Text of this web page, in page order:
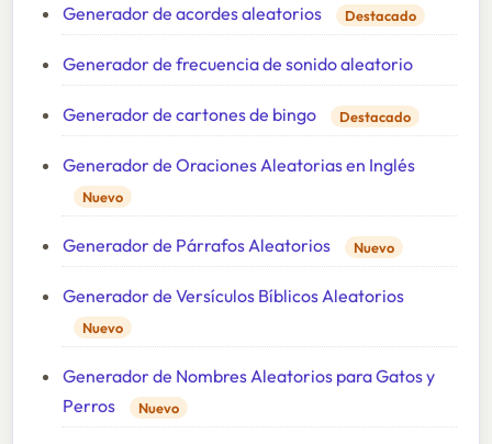
Generador de acordes aleatorios Destacado
Generador de frecuencia de sonido aleatorio
Generador de cartones de bingo Destacado
Generador de Oraciones Aleatorias en Inglés
Nuevo
Generador de Párrafos Aleatorios Nuevo
Generador de Versículos Bíblicos Aleatorios
Nuevo
Generador de Nombres Aleatorios para Gatos y
Perros
Nuevo